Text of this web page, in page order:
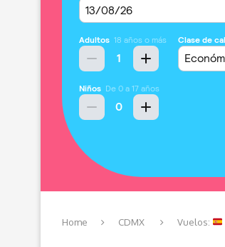
Home CDMX Vuelos: